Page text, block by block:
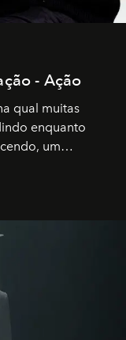
- Ação
qual muitas
enquanto
um
para muitos
missão na vida e